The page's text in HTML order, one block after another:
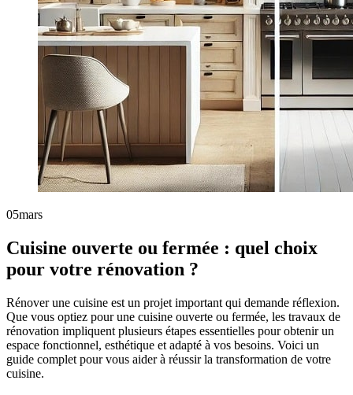
05mars
Cuisine ouverte ou fermée : quel choix
pour votre rénovation ?
Rénover une cuisine est un projet important qui demande réflexion.
Que vous optiez pour une cuisine ouverte ou fermée, les travaux de
rénovation impliquent plusieurs étapes essentielles pour obtenir un
espace fonctionnel, esthétique et adapté à vos besoins. Voici un
guide complet pour vous aider à réussir la transformation de votre
cuisine.